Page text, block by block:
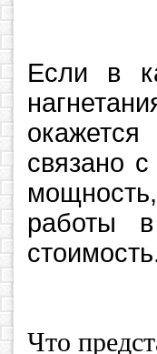
Если в
связано
работы
Что